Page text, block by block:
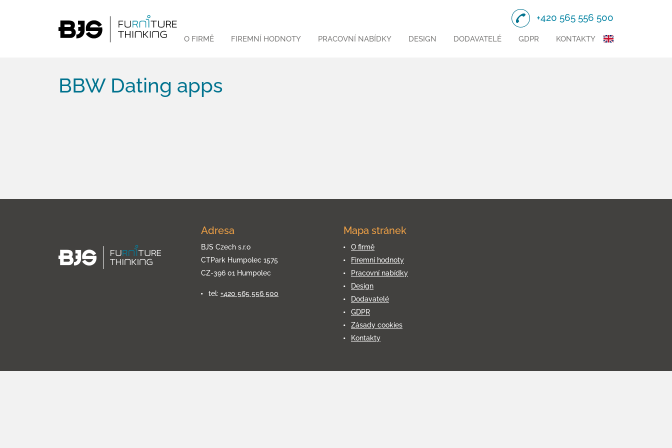
+420 565 556 500
O FIRMĚ FIREMNÍ HODNOTY PRACOVNÍ NABÍDKY DESIGN DODAVATELÉ GDPR KONTAKTY
BBW Dating apps
Adresa
BJS Czech s.r.o
CTPark Humpolec 1575
CZ-396 01 Humpolec
tel: +420 565 556 500
Mapa stránek
O firmě
Firemní hodnoty
Pracovní nabídky
Design
Dodavatelé
GDPR
Zásady cookies
Kontakty